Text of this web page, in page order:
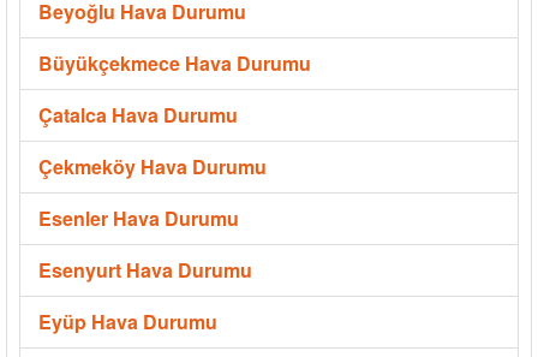
Beyoğlu Hava Durumu
Büyükçekmece Hava Durumu
Çatalca Hava Durumu
Çekmeköy Hava Durumu
Esenler Hava Durumu
Esenyurt Hava Durumu
Eyüp Hava Durumu